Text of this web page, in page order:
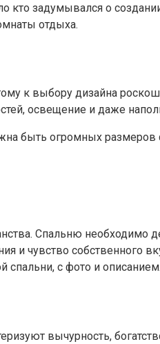
кто задумывался о
отдыха.
к выбору дизайна
освещение и даже
быть огромных
Спальню необходимо
и чувство собственного
спальни, с фото и описанием.
вычурность,